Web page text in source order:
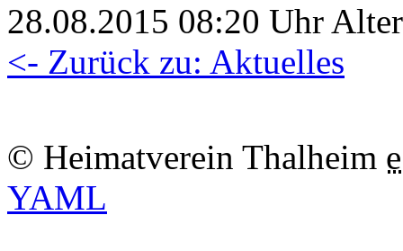
28.08.2015 08:20 Uhr
<- Zurück zu: Aktuelles
© Heimatverein Thalheim
YAML